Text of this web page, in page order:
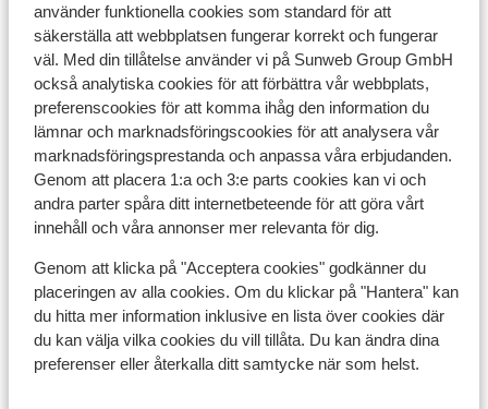
använder funktionella cookies som standard för att
säkerställa att webbplatsen fungerar korrekt och fungerar
väl. Med din tillåtelse använder vi på Sunweb Group GmbH
också analytiska cookies för att förbättra vår webbplats,
preferenscookies för att komma ihåg den information du
lämnar och marknadsföringscookies för att analysera vår
marknadsföringsprestanda och anpassa våra erbjudanden.
Genom att placera 1:a och 3:e parts cookies kan vi och
andra parter spåra ditt internetbeteende för att göra vårt
innehåll och våra annonser mer relevanta för dig.
Genom att klicka på "Acceptera cookies" godkänner du
placeringen av alla cookies. Om du klickar på "Hantera" kan
du hitta mer information inklusive en lista över cookies där
du kan välja vilka cookies du vill tillåta. Du kan ändra dina
preferenser eller återkalla ditt samtycke när som helst.
I området
I centrum
Avstånd till pist ca 500 m
Avstånd till skidbuss ca 50 m
Avstånd till skidlift ca 500 m
Närmaste butiker ca 50 m
Närmaste kiosk ca 50 m
Lugnt läge
Liftkort/Utrustning/Skidskola
Liftkort
Skidskola